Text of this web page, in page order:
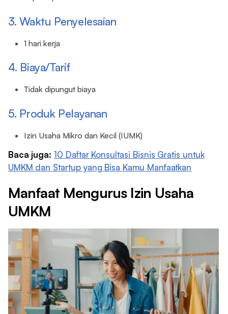
3. Waktu Penyelesaian
1 hari kerja
4. Biaya/Tarif
Tidak dipungut biaya
5. Produk Pelayanan
Izin Usaha Mikro dan Kecil (IUMK)
Baca juga:10 Daftar Konsultasi Bisnis Gratis untuk
UMKM dan Startup yang Bisa Kamu Manfaatkan
Manfaat Mengurus Izin Usaha
UMKM